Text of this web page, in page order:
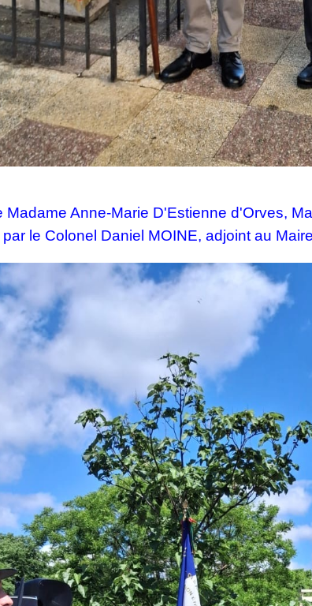
Madame Anne-Marie D'Estienne d'Orves,
le Colonel Daniel MOINE, adjoint au